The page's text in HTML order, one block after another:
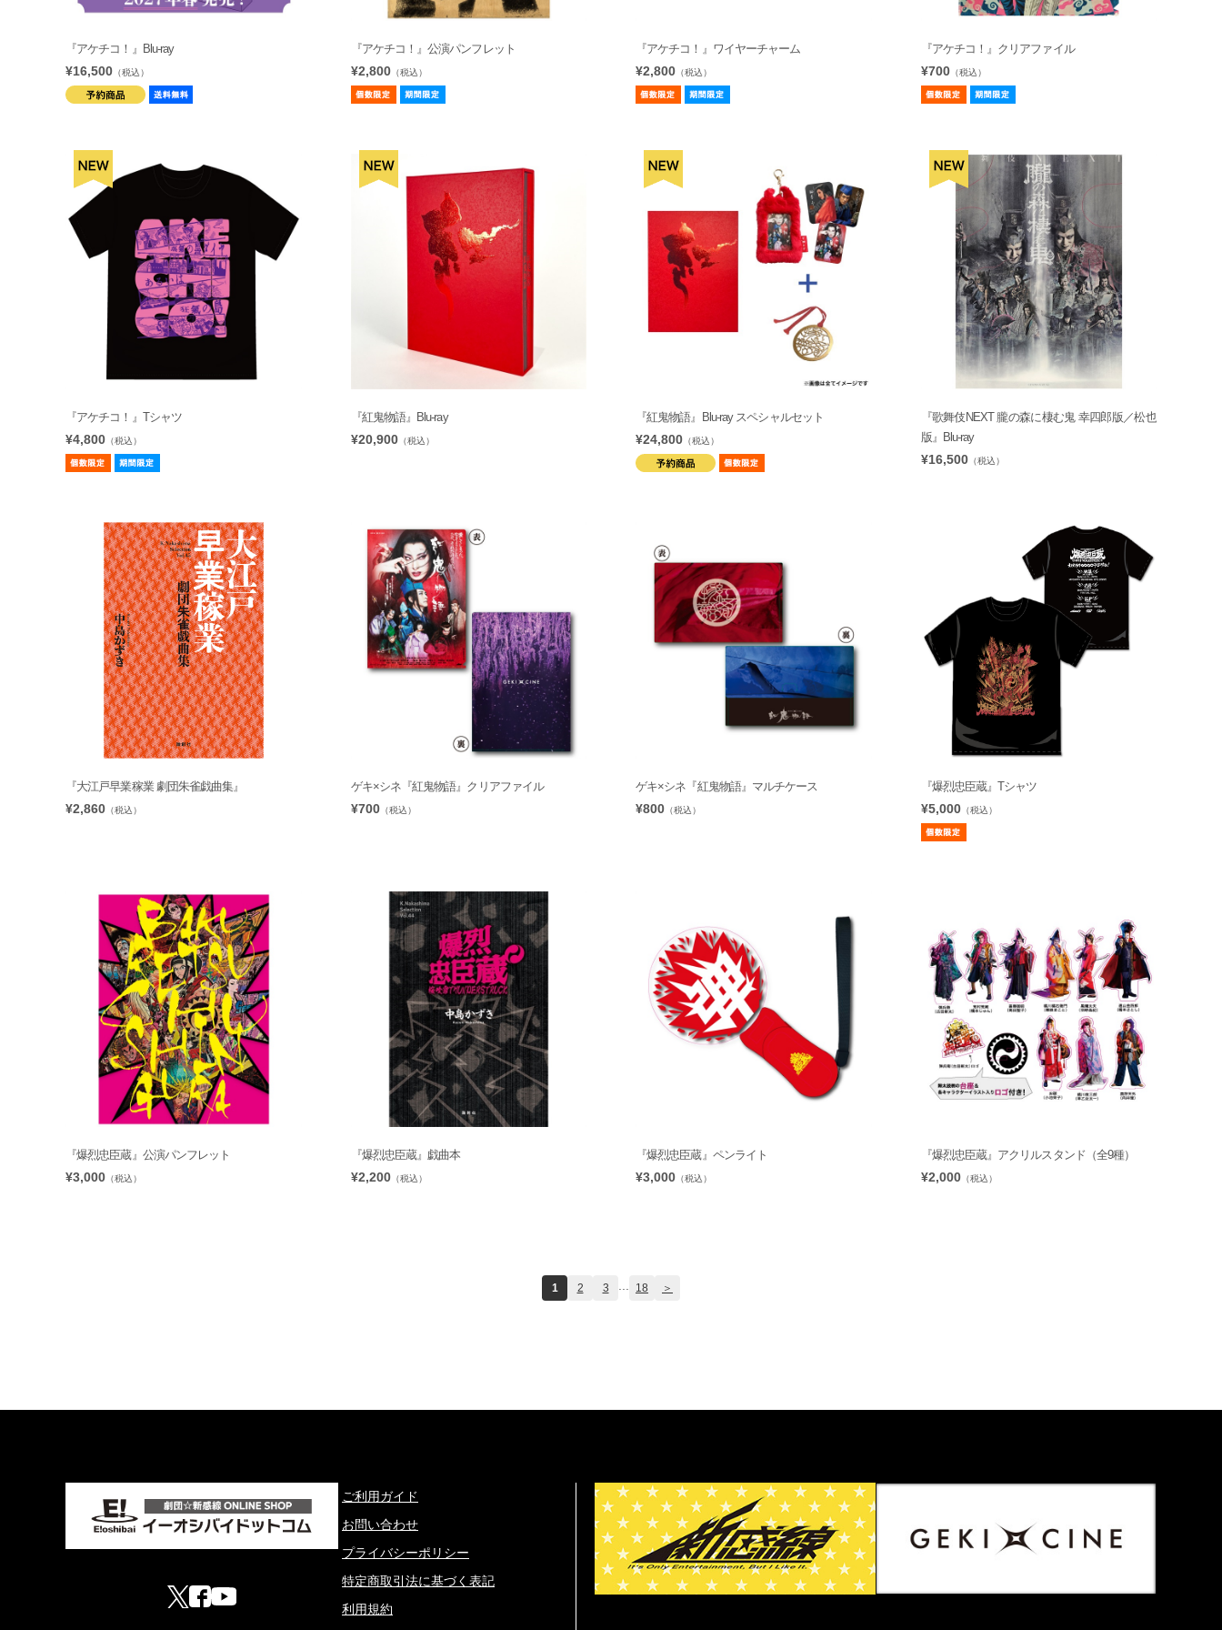
『アケチコ！』Blu-ray
¥16,500 （税込）
『アケチコ！』公演パンフレット
¥2,800（税込）
『アケチコ！』ワイヤーチャーム
¥2,800 （税込）
『アケチコ！』クリアファイル
¥700（税込）
『アケチコ！』Tシャツ
¥4,800 （税込）
『紅鬼物語』Blu-ray
¥20,900（税込）
『紅鬼物語』Blu-ray スペシャルセット
¥24,800 （税込）
『歌舞伎NEXT 朧の森に棲む鬼 幸四郎版／松也
版』Blu-ray
¥16,500（税込）
『大江戸早業稼業 劇団朱雀戯曲集』
¥2,860 （税込）
ゲキ×シネ『紅鬼物語』クリアファイル
¥700（税込）
ゲキ×シネ『紅鬼物語』マルチケース
¥800 （税込）
『爆烈忠臣蔵』Tシャツ
¥5,000（税込）
『爆烈忠臣蔵』公演パンフレット
¥3,000 （税込）
『爆烈忠臣蔵』戯曲本
¥2,200（税込）
『爆烈忠臣蔵』ペンライト
¥3,000 （税込）
『爆烈忠臣蔵』アクリルスタンド（全9種）
¥2,000（税込）
1 2 3 18 ＞
ご利用ガイド
お問い合わせ
プライバシーポリシー
特定商取引法に基づく表記
利用規約